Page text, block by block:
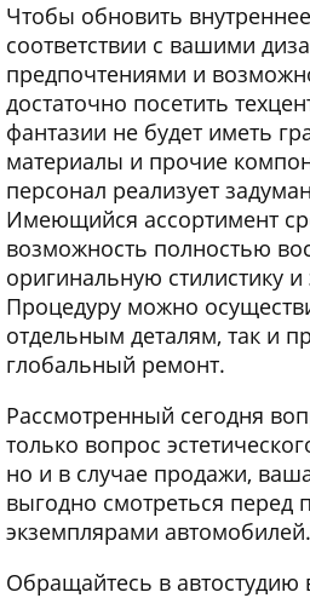
Чтобы обновить
соответствии с вашими
предпочтениями и
достаточно посетить
фантазии не будет иметь
материалы и прочие
персонал реализует
Имеющийся ассортимент
возможность полностью
оригинальную стилистику
Процедуру можно
отдельным деталям, так и
глобальный ремонт.
Рассмотренный сегодня
только вопрос
но и в случае продажи,
выгодно смотреться перед
экземплярами автомобилей.
Обращайтесь в